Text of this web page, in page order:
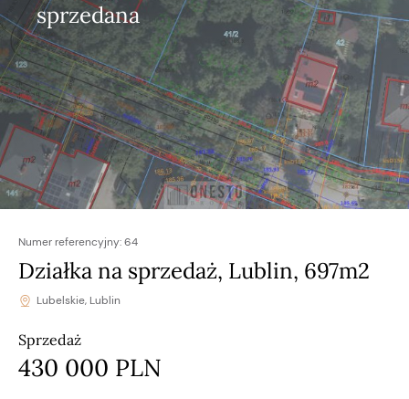
sprzedana
Numer referencyjny:64
Działka na sprzedaż, Lublin, 697m2
Lubelskie, Lublin
Sprzedaż
430 000 PLN